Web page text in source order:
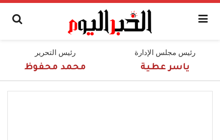
رئيس مجلس الإدارة
ياسر عطية
رئيس التحرير
محمد محفوظ